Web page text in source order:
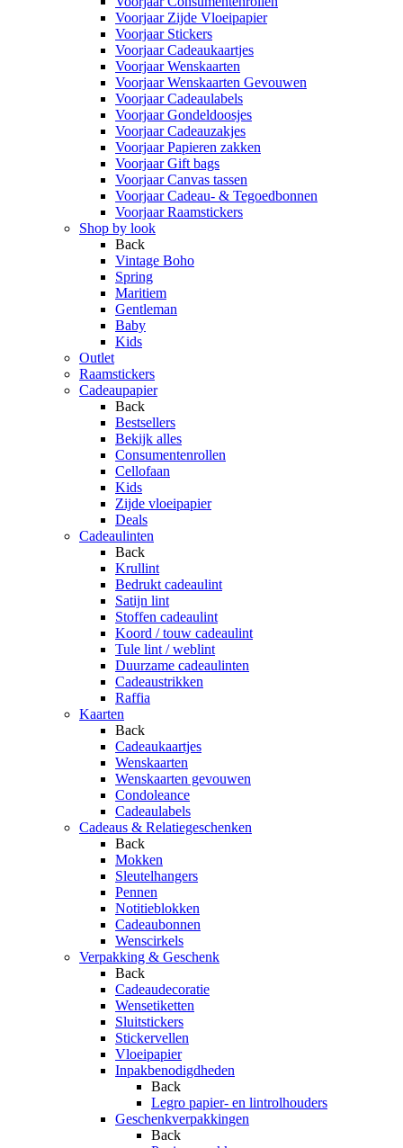
Voorjaar Zijde Vloeipapier
Voorjaar Stickers
Voorjaar Cadeaukaartjes
Voorjaar Wenskaarten
Voorjaar Wenskaarten Gevouwen
Voorjaar Cadeaulabels
Voorjaar Gondeldoosjes
Voorjaar Cadeauzakjes
Voorjaar Papieren zakken
Voorjaar Gift bags
Voorjaar Canvas tassen
Voorjaar Cadeau- & Tegoedbonnen
Voorjaar Raamstickers
Shop by look
Back
Vintage Boho
Spring
Maritiem
Gentleman
Baby
Kids
Outlet
Raamstickers
Cadeaupapier
Back
Bestsellers
Bekijk alles
Consumentenrollen
Cellofaan
Kids
Zijde vloeipapier
Deals
Cadeaulinten
Back
Krullint
Bedrukt cadeaulint
Satijn lint
Stoffen cadeaulint
Koord / touw cadeaulint
Tule lint / weblint
Duurzame cadeaulinten
Cadeaustrikken
Raffia
Kaarten
Back
Cadeaukaartjes
Wenskaarten
Wenskaarten gevouwen
Condoleance
Cadeaulabels
Cadeaus & Relatiegeschenken
Back
Mokken
Sleutelhangers
Pennen
Notitieblokken
Cadeaubonnen
Wenscirkels
Verpakking & Geschenk
Back
Cadeaudecoratie
Wensetiketten
Sluitstickers
Stickervellen
Vloeipapier
Inpakbenodigdheden
Back
Legro papier- en lintrolhouders
Geschenkverpakkingen
Back